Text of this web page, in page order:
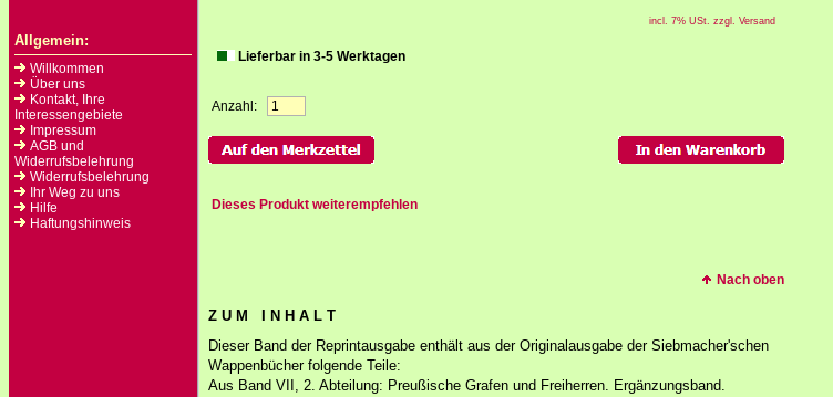
Allgemein:
Willkommen
Über uns
Kontakt, Ihre
Interessengebiete
Impressum
AGB und
Widerrufsbelehrung
Widerrufsbelehrung
Ihr Weg zu uns
Hilfe
Haftungshinweis
incl. 7% USt. zzgl. Versand
Lieferbar in 3-5 Werktagen
Anzahl:
Dieses Produkt weiterempfehlen
Nach oben
Z U M I N H A L T
Dieser Band der Reprintausgabe enthält aus der Originalausgabe der Siebmacher'schen
Wappenbücher folgende Teile:
Aus Band VII, 2. Abteilung: Preußische Grafen und Freiherren. Ergänzungsband.